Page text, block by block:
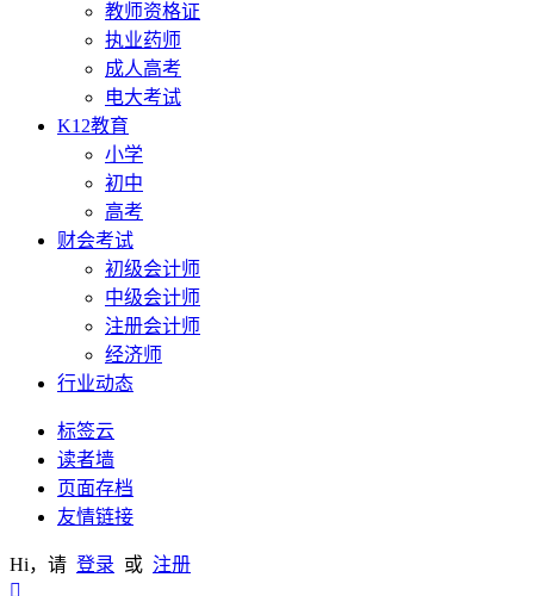
教师资格证
执业药师
成人高考
电大考试
K12教育
小学
初中
高考
财会考试
初级会计师
中级会计师
注册会计师
经济师
行业动态
标签云
读者墙
页面存档
友情链接
Hi，请 登录 或 注册
